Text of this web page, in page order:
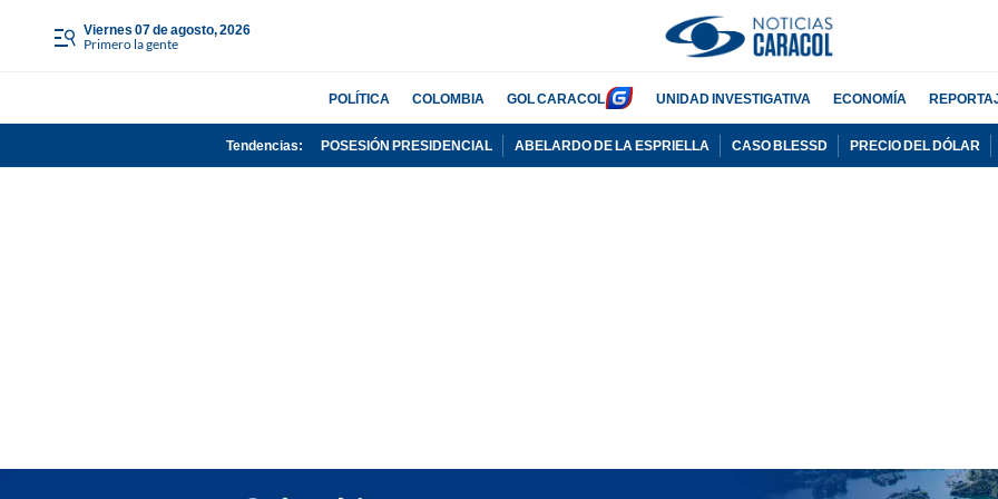
viernes 07 de agosto, 2026
Primero la gente
POLÍTICA COLOMBIA GOL CARACOL UNIDAD INVESTIGATIVA ECONOMÍA
Tendencias: POSESIÓN PRESIDENCIAL ABELARDO DE LA ESPRIELLA CASO BLESSD PRECIO DEL DÓLAR